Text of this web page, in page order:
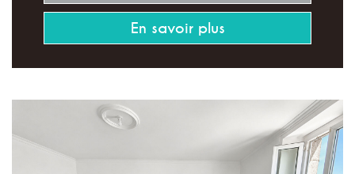
En savoir plus